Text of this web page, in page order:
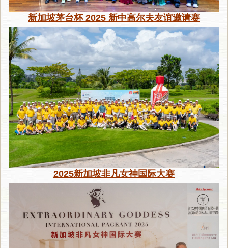
新加坡茅台杯 2025 新中高尔夫友谊邀请赛
2025新加坡非凡女神国际大赛